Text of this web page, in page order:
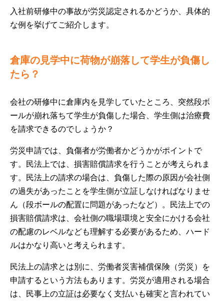
入社前研修中の事故が労災認定されるかどうか、具体的
な例を挙げてご紹介します。
倉庫の見学中に荷物が崩落して学生が負傷し
たら？
会社の研修中に倉庫内を見学していたところ、突然段ボ
ールが崩れ落ちて学生が負傷した場合、学生側は治療費
を請求できるのでしょうか？
労災申請では、負傷者が労働者かどうかがポイントで
す。民法上では、損害賠償請求を行うことが考えられま
す。民法上の請求の場合は、負傷した際の原因が会社側
の過失があったことを学生側が立証しなければなりませ
ん（段ボールの配置に問題があったなど）。民法上での
損害賠償請求は、会社側の職場環境と安全にかける会社
の配慮のレベルなども理解する必要があるため、ハード
ルはかなり高いと考えられます。
民法上の請求とは別に、労働者災害補償保険（労災）を
申請するという方法もあります。労災が適用される場合
は、民事上の立証は必要なく支払いも確実と言われてい